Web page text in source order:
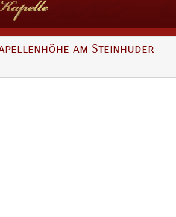
am Steinhuder